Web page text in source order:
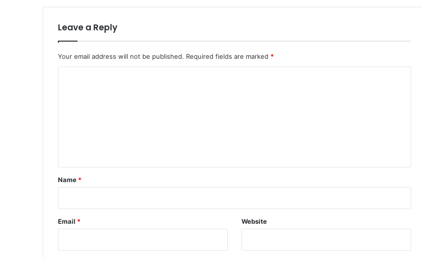
Leave a Reply
Your email address will not be published. Required fields are marked *
*
Name *
Email * Website